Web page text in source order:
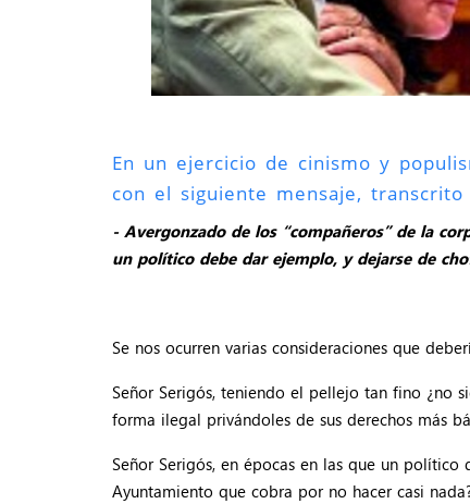
En un ejercicio de cinismo y
con el siguiente mensaje, transcrito
- Avergonzado de los “compañeros” de la
un político debe dar ejemplo, y dejarse de
Se nos ocurren varias consideraciones que
Señor Serigós, teniendo el pellejo tan fino ¿no
forma ilegal privándoles de sus derechos más
Señor Serigós, en épocas en las que un
Ayuntamiento que cobra por no hacer casi